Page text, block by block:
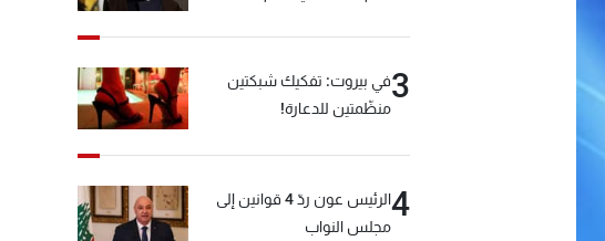
3في بيروت: تفكيك شبكتين
منظّمتين للدعارة!
4
الرئيس عون ردّ 4 قوانين إلى
مجلس النواب